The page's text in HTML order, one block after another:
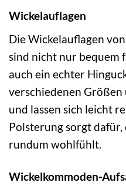
Wickelauflagen
Die Wickelauflagen
sind nicht nur bequem
auch ein echter
verschiedenen
und lassen sich leicht
Polsterung sorgt dafür,
rundum wohlfühlt.
Wickelkommoden-